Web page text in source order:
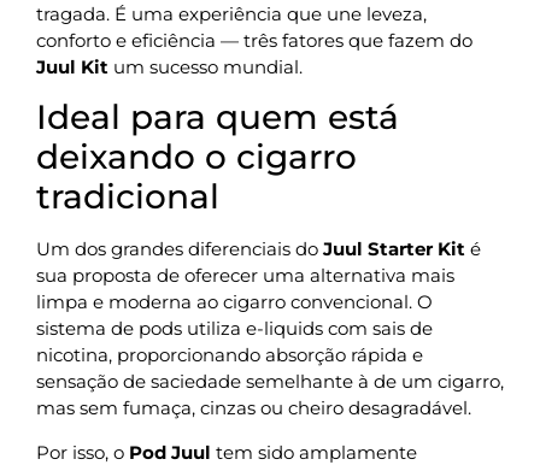
tragada. É uma experiência que une leveza,
conforto e eficiência — três fatores que fazem do
Juul Kit um sucesso mundial.
Ideal para quem está
deixando o cigarro
tradicional
Um dos grandes diferenciais do Juul Starter Kit é
sua proposta de oferecer uma alternativa mais
limpa e moderna ao cigarro convencional. O
sistema de pods utiliza e-liquids com sais de
nicotina, proporcionando absorção rápida e
sensação de saciedade semelhante à de um cigarro,
mas sem fumaça, cinzas ou cheiro desagradável.
Por isso, o Pod Juul tem sido amplamente